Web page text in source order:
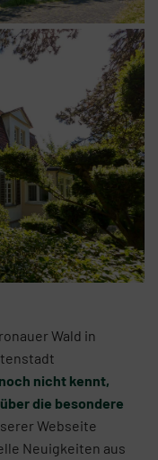
Wald in
nicht kennt,
die besondere
Webseite
Neuigkeiten aus